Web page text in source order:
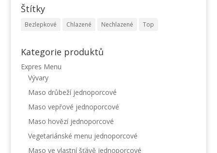
Štítky
Bezlepkové Chlazené Nechlazené Top
Kategorie produktů
Expres Menu
Vývary
Maso drůbeží jednoporcové
Maso vepřové jednoporcové
Maso hovězí jednoporcové
Vegetariánské menu jednoporcové
Maso ve vlastní šťávě jednoporcové